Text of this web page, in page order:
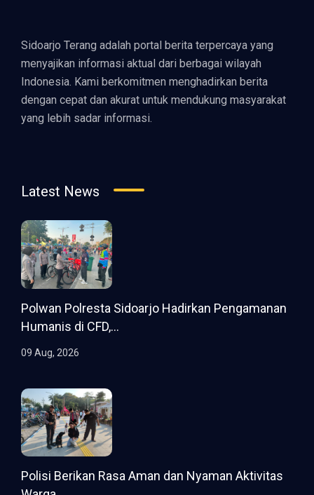
Sidoarjo Terang adalah portal berita terpercaya yang
menyajikan informasi aktual dari berbagai wilayah
Indonesia. Kami berkomitmen menghadirkan berita
dengan cepat dan akurat untuk mendukung masyarakat
yang lebih sadar informasi.
Latest News
Polwan Polresta Sidoarjo Hadirkan Pengamanan
Humanis di CFD,...
09 Aug, 2026
Polisi Berikan Rasa Aman dan Nyaman Aktivitas